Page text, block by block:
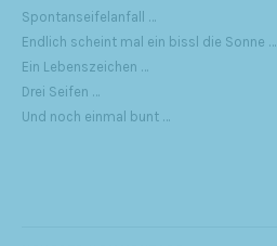
Spontanseifelanfall …
Endlich scheint mal ein bissl die Sonne …
Ein Lebenszeichen …
Drei Seifen …
Und noch einmal bunt …